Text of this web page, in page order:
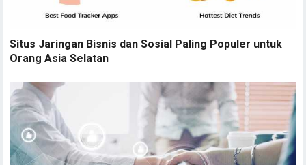
Mendefinisikan MLM